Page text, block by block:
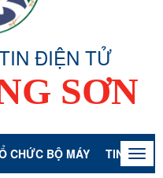
ĐIỆN TỬ
SƠN
CHỨC BỘ MÁY TIN TỨC -